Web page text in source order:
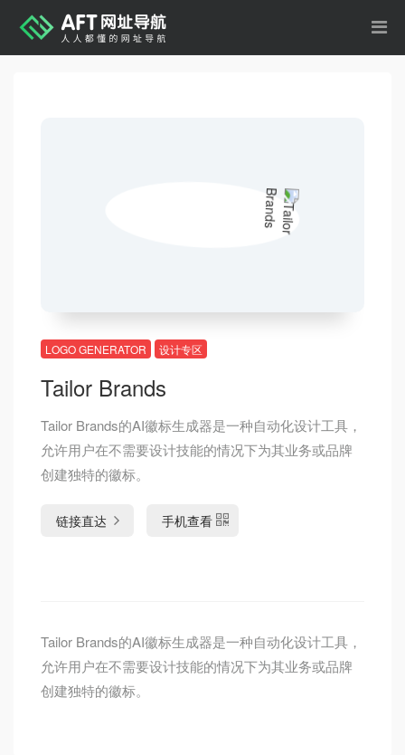
LOGO GENERATOR 设计专区
Tailor Brands
Tailor Brands的AI徽标生成器是一种自动化设计工具，
允许用户在不需要设计技能的情况下为其业务或品牌
创建独特的徽标。
链接直达 手机查看
Tailor Brands的AI徽标生成器是一种自动化设计工具，
允许用户在不需要设计技能的情况下为其业务或品牌
创建独特的徽标。